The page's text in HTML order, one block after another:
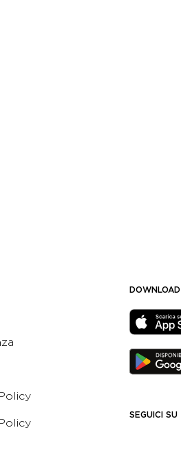
DOWNLOAD
SEGUICI SU